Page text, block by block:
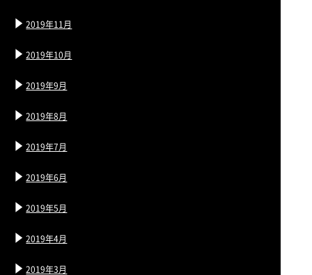
2019年11月
2019年10月
2019年9月
2019年8月
2019年7月
2019年6月
2019年5月
2019年4月
2019年3月